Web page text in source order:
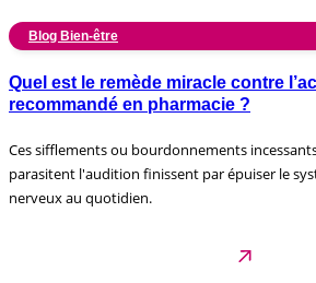
Blog Bien-être
Quel est le remède miracle contre
recommandé en pharmacie ?
Ces sifflements ou bourdonnements
parasitent l'audition finissent par épuiser le
nerveux au quotidien.